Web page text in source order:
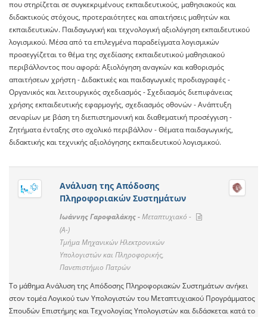
που στηρίζεται σε συγκεκριμένους εκπαιδευτικούς, μαθησιακούς και
διδακτικούς στόχους, προτεραιότητες και απαιτήσεις μαθητών και
εκπαιδευτικών. Παιδαγωγική και τεχνολογική αξιολόγηση εκπαιδευτικού
λογισμικού. Μέσα από τα επιλεγμένα παραδείγματα λογισμικών
προσεγγίζεται το θέμα της σχεδίασης εκπαιδευτικού μαθησιακού
περιβάλλοντος που αφορά: Αξιολόγηση αναγκών και καθορισμός
απαιτήσεων χρήστη - Διδακτικές και παιδαγωγικές προδιαγραφές -
Οργανικός και λειτουργικός σχεδιασμός - Σχεδιασμός διεπιφάνειας
χρήσης εκπαιδευτικής εφαρμογής, σχεδιασμός οθονών - Ανάπτυξη
σεναρίων με βάση τη διεπιστημονική και διαθεματική προσέγγιση -
Ζητήματα ένταξης στο σχολικό περιβάλλον - Θέματα παιδαγωγικής,
διδακτικής και τεχνικής αξιολόγησης εκπαιδευτικού λογισμικού.
Ανάλυση της Απόδοσης
Πληροφοριακών Συστημάτων
Ιωάννης Γαροφαλάκης -Μεταπτυχιακό -
(A-)
Τμήμα Μηχανικών Ηλεκτρονικών
Υπολογιστών και Πληροφορικής,
Πανεπιστήμιο Πατρών
Το μάθημα Ανάλυση της Απόδοσης Πληροφοριακών Συστημάτων ανήκει
στον τομέα Λογικού των Υπολογιστών του Μεταπτυχιακού Προγράμματος
Σπουδών Επιστήμης και Τεχνολογίας Υπολογιστών και διδάσκεται κατά το